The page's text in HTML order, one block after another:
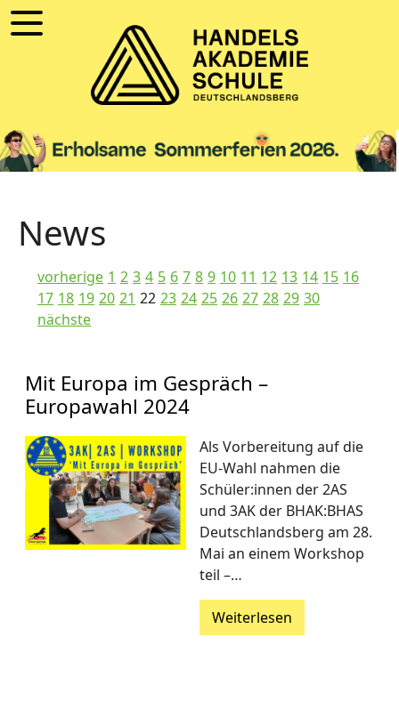
News
vorherige 1 2 3 4 5 6 7 8 9 10 11 12 13 14 15 16
17 18 19 20 21 22 23 24 25 26 27 28 29 30
nächste
Mit Europa im Gespräch –
Europawahl 2024
Als Vorbereitung auf die
EU-Wahl nahmen die
Schüler:innen der 2AS
und 3AK der BHAK:BHAS
Deutschlandsberg am 28.
Mai an einem Workshop
teil –…
Weiterlesen